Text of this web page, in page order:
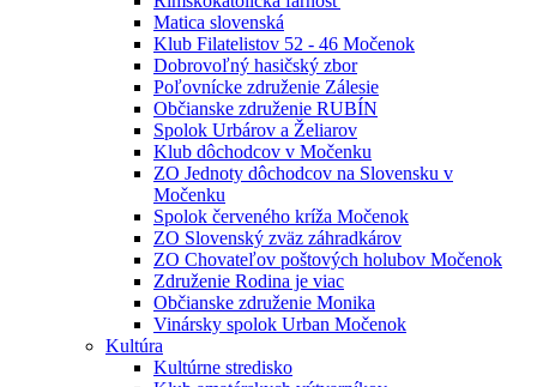
Matica slovenská
Klub Filatelistov 52 - 46 Močenok
Dobrovoľný hasičský zbor
Poľovnícke združenie Zálesie
Občianske združenie RUBÍN
Spolok Urbárov a Želiarov
Klub dôchodcov v Močenku
ZO Jednoty dôchodcov na Slovensku v
Močenku
Spolok červeného kríža Močenok
ZO Slovenský zväz záhradkárov
ZO Chovateľov poštových holubov Močenok
Združenie Rodina je viac
Občianske združenie Monika
Vinársky spolok Urban Močenok
Kultúra
Kultúrne stredisko